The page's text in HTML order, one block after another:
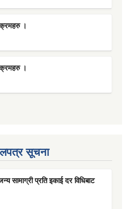
।
।
सूचना
सामाग्री प्रति इकाई दर विधिबाट